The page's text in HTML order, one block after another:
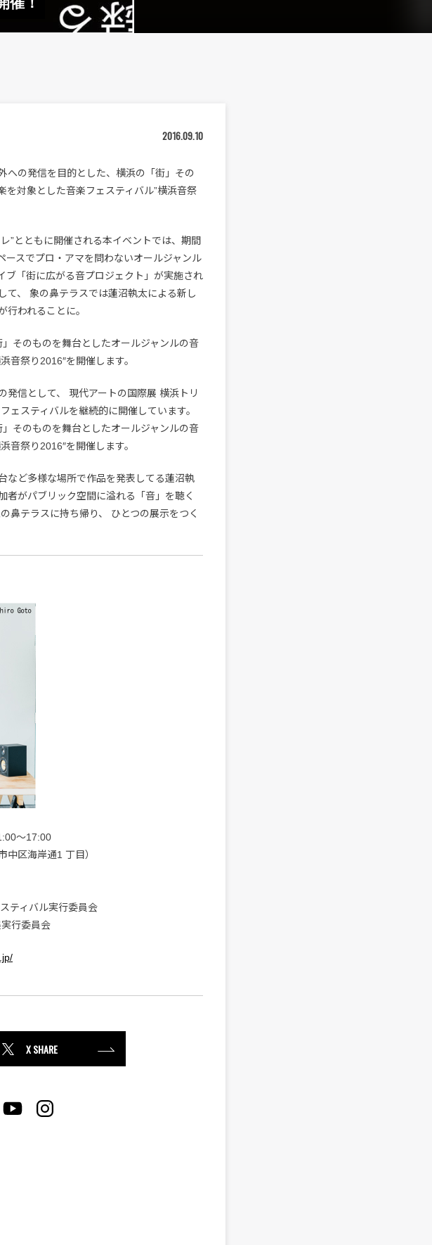
2016.09.10
への発信を目的とした、横浜の「街」その
を対象とした音楽フェスティバル”横浜音祭
”とともに開催される本イベントでは、期間
ースでプロ・アマを問わないオールジャンル
ブ「街に広がる音プロジェクト」が実施され
て、 象の鼻テラスでは蓮沼執太による新し
行われることに。
そのものを舞台としたオールジャンルの音
音祭り2016″を開催します。
発信として、 現代アートの国際展 横浜トリ
ェスティバルを継続的に開催しています。
そのものを舞台としたオールジャンルの音
音祭り2016″を開催します。
など多様な場所で作品を発表してる蓮沼執
者がパブリック空間に溢れる「音」を聴く
テラスに持ち帰り、 ひとつの展示をつく
～17:00
区海岸通1 丁目）
ティバル実行委員会
行委員会
X SHARE